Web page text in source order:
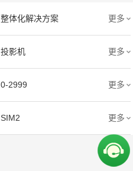
整体化解决方案
投影产品
幕布产品
智能产品
更多
投影机 更多
0-2999
1万-5万
更多
SIM2 更多